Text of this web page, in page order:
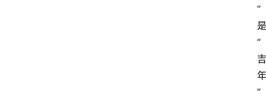
”
是
“
吉
年
”